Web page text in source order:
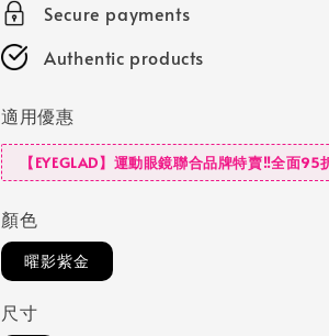
Secure payments
Authentic products
適用優惠
【EYEGLAD】運動眼鏡聯合品牌特賣‼️全面
顏色
曜影紫金
尺寸